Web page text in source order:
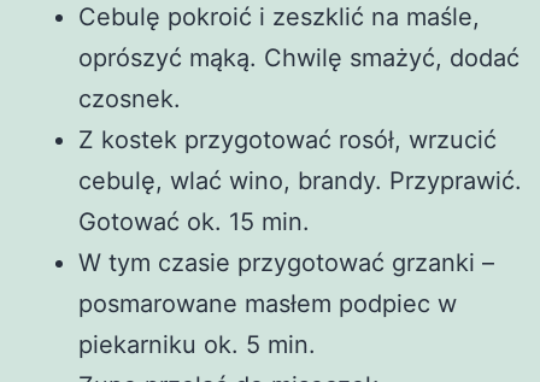
Cebulę pokroić i zeszklić na maśle,
oprószyć mąką. Chwilę smażyć, dodać
czosnek.
Z kostek przygotować rosół, wrzucić
cebulę, wlać wino, brandy. Przyprawić.
Gotować ok. 15 min.
W tym czasie przygotować grzanki –
posmarowane masłem podpiec w
piekarniku ok. 5 min.